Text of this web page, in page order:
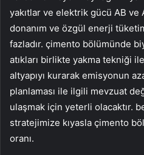
yakıtlar ve elektrik gücü AB ve
donanım ve özgül enerji
fazladır. çimento bölümünde
atıkları birlikte yakma tekniği
altyapıyı kurarak emisyonun
planlaması ile ilgili mevzuat
ulaşmak için yeterli olacaktır.
stratejimize kıyasla çimento
oranı.